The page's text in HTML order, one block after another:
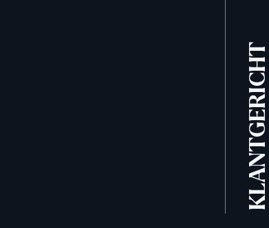
KLANTGERICHT